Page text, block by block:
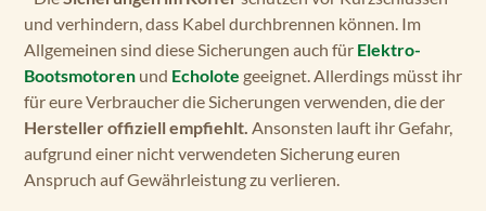
und verhindern, dass Kabel durchbrennen können. Im
Allgemeinen sind diese Sicherungen auch für Elektro-
Bootsmotoren und Echolote geeignet. Allerdings müsst ihr
für eure Verbraucher die Sicherungen verwenden, die der
Hersteller offiziell empfiehlt. Ansonsten lauft ihr Gefahr,
aufgrund einer nicht verwendeten Sicherung euren
Anspruch auf Gewährleistung zu verlieren.